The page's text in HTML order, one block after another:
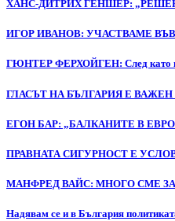
ХАНС-ДИТРИХ ГЕНШЕР:
ИГОР ИВАНОВ: УЧАСТВАМЕ
ГЮНТЕР ФЕРХОЙГЕН: След като
ГЛАСЪТ НА БЪЛГАРИЯ Е
ЕГОН БАР: „БАЛКАНИТЕ В
ПРАВНАТА СИГУРНОСТ Е
МАНФРЕД ВАЙС: МНОГО СМЕ
Надявам се и в България